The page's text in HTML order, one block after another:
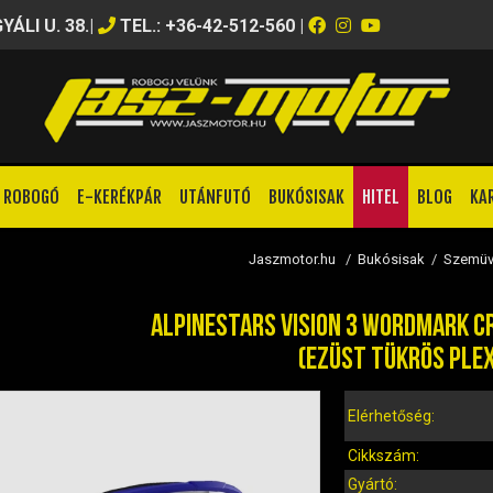
U. 38.| TEL.: +36-42-512-560 |
ROBOGÓ E-KERÉKPÁR UTÁNFUTÓ BUKÓSISAK HITEL BLOG
Jaszmotor.hu /Bukósisak /
ALPINESTARS VISION 3 WORDMARK
(EZÜST TÜKRÖS
Elérhetőség:
Cikkszám:
Gyártó: